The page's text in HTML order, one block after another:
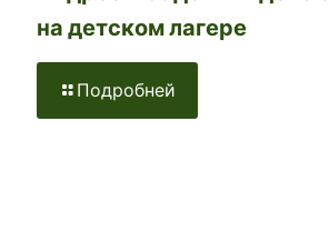
на детском лагере
Подробней